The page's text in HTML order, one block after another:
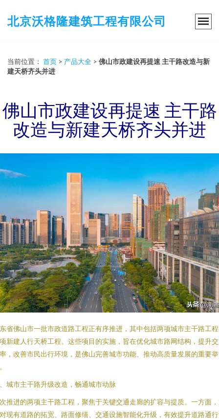
北京沃格隆建筑工程有限公司
当前位置： 首页 > 产品大全 > 佛山市政建设再提速 主干路改造与新
建天桥齐头并进
佛山市政建设再提速 主干路
改造与新建天桥齐头并进
省佛山市一批市政道路工程正有序推进，其中包括两项城市主干路工
新建人行天桥工程。这些项目的实施，旨在优化城市路网结构，提升
，改善市民出行环境，是佛山完善城市功能、推动高质量发展的重要举
城市主干路升级改造，畅通城市动脉
推进的两项主干路工程，聚焦于关键交通走廊的扩容与提质。一方面
现有道路的拓宽、路面修缮、交通设施智能化升级，有效提升道路通